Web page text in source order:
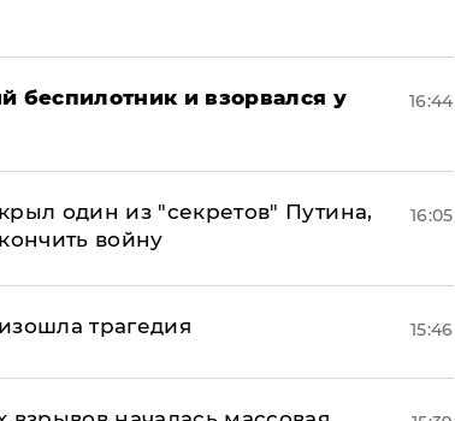
беспилотник и взорвался у
16:44
один из "секретов" Путина,
войну
16:05
трагедия 15:46